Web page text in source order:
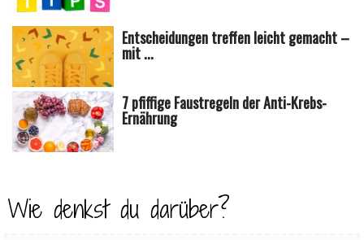
Entscheidungen treffen leicht gemacht –
mit ...
7 pfiffige Faustregeln der Anti-Krebs-
Ernährung
Wie denkst du darüber?